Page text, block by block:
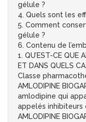
gélule ?
4. Quels sont les
5. Comment
gélule ?
6. Contenu de
1. QU’EST-CE QUE
ET DANS QUELS
Classe
AMLODIPINE
amlodipine qui
appelés inhibiteurs
AMLODIPINE